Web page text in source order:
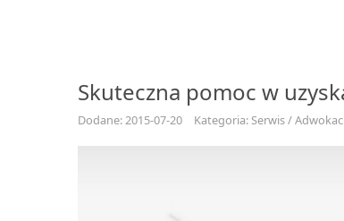
Skuteczna pomoc w
Dodane: 2015-07-20 Kategoria: Serwis /